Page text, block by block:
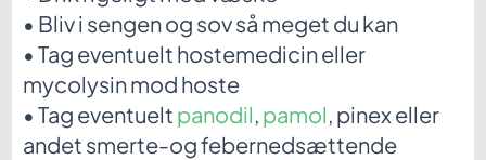
• Bliv i sengen og sov så meget du kan
• Tag eventuelt hostemedicin eller
mycolysin mod hoste
• Tag eventuelt panodil, pamol, pinex eller
andet smerte-og febernedsættende